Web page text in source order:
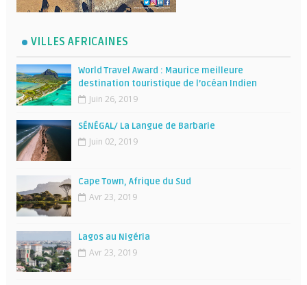
VILLES AFRICAINES
World Travel Award : Maurice meilleure
destination touristique de l’océan Indien
Juin 26, 2019
SÉNÉGAL/ La Langue de Barbarie
Juin 02, 2019
Cape Town, Afrique du Sud
Avr 23, 2019
Lagos au Nigéria
Avr 23, 2019